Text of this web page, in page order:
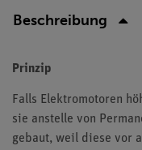
Beschreibung
Prinzip
Falls Elektromotoren
sie anstelle von
gebaut, weil diese vor